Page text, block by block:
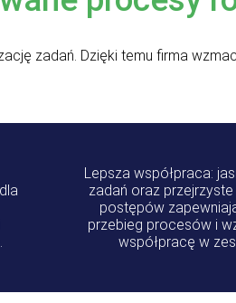
zadań. Dzięki temu firma
Lepsza współpraca:
zadań oraz
postępów
przebieg procesów i
współpracę w